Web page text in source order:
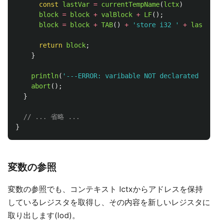
const
lastVar = currentTempName(lctx)
block = block + valBlock + LF();
block = block + TAB() + ' store i32 ' + lastVar
return block;
}
println( ' ---ERROR: varibable NOT declarated
abort ();
}
// ... 省略 ...
}
変数の参照
変数の参照でも、コンテキスト lctxからアドレスを保持
しているレジスタを取得し、その内容を新しいレジスタに
取り出します(lod)。